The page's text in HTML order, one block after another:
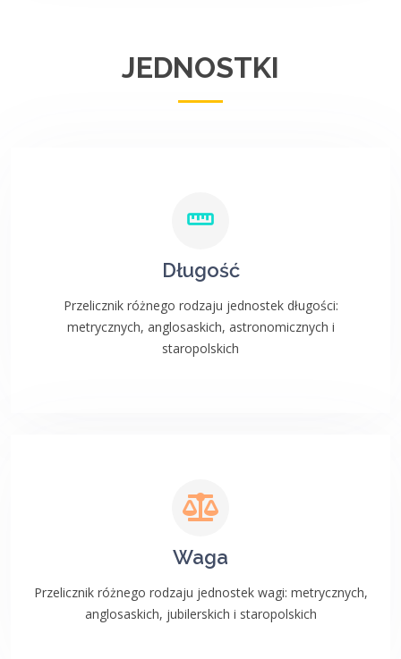
JEDNOSTKI
Długość
Przelicznik różnego rodzaju jednostek długości:
metrycznych, anglosaskich, astronomicznych i
staropolskich
Waga
Przelicznik różnego rodzaju jednostek wagi: metrycznych,
anglosaskich, jubilerskich i staropolskich